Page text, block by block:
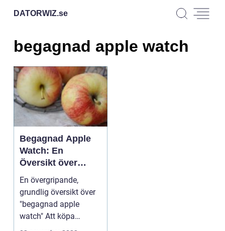
DATORWIZ.se
begagnad apple watch
Begagnad Apple
Watch: En
Översikt över
Kvalitet och
Popularitet
En övergripande,
grundlig översikt över
"begagnad apple
watch" Att köpa
begagnade Apple